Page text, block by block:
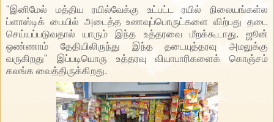
"இனிமேல் மத்திய ரயில்வேக்கு உட்பட்ட ரயில் நிலையங்கள்ல
ப்ளாஸ்டிக் பையில் அடைத்த உணவுப்பொருட்களை விற்பது தடை
செய்யப்படுவதால் யாரும் இந்த உத்தரவை மீறக்கூடாது. ஜூன்
ஒண்ணாம் தேதியிலிருந்து இந்த தடையுத்தரவு அமலுக்கு
வருகிறது" இப்படியொரு உத்தரவு வியாபாரிகளைக் கொஞ்சம்
கலங்க வைத்திருக்கிறது.